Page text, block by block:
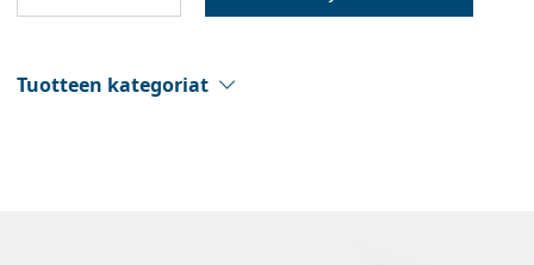
Tuotteen kategoriat